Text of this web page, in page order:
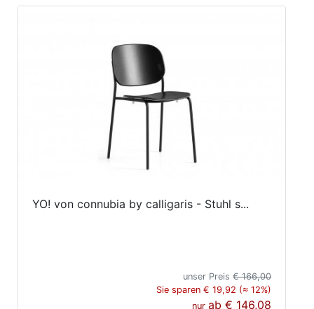
YO! von connubia by calligaris - Stuhl s...
unser Preis€ 166,00
Sie sparen € 19,92 (≈ 12%)
nurab€ 146,08